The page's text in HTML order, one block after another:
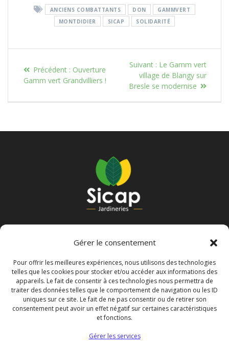
Gérer le consentement
Pour offrir les meilleures expériences, nous utilisons des technologies
telles que les cookies pour stocker et/ou accéder aux informations des
appareils. Le fait de consentir à ces technologies nous permettra de
traiter des données telles que le comportement de navigation ou les ID
uniques sur ce site. Le fait de ne pas consentir ou de retirer son
consentement peut avoir un effet négatif sur certaines caractéristiques
et fonctions.
Gérer les services
ANCIENS COMBATTANTS DON
GAMMVERT
MONTDIDIER
SICAP SOLIDARITÉ
Précédent : Ouverture
Gamm vert Grandvilliers !
Suivant : Le Gamm vert
village de Blangy sur
Bresle se modernise
80 332 LONGUEAU Cedex
Légal
Politique de confidentialité
Mentions légales
Politique de cookies (UE)